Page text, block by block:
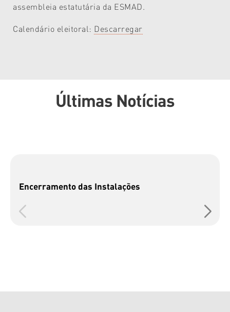
assembleia estatutária da ESMAD.
Calendário eleitoral: Descarregar
Últimas Notícias
Encerramento das Instalações